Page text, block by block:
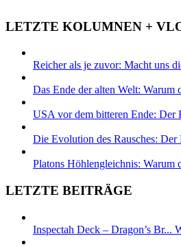
LETZTE KOLUMNEN +
Reicher als je zuvor: Macht uns
Das Ende der alten Welt: Warum
USA vor dem bitteren Ende: Der
Die Evolution des Rausches: Der
Platons Höhlengleichnis: Warum
LETZTE BEITRÄGE
Inspectah Deck – Dragon’s Br...